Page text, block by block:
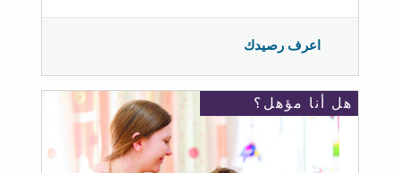
اعرف رصيدك
هل أنا مؤهل؟